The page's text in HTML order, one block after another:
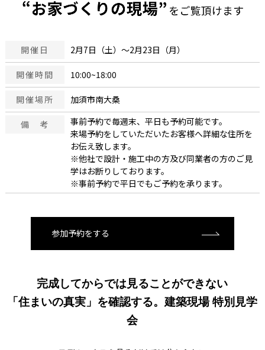
開催日 2月7日（土）～2月23日（月）
開催時間 10:00~18:00
開催場所 加須市南大桑
備 考
事前予約で毎週末、平日も予約可能です。
来場予約をしていただいたお客様へ詳細な住所を
お伝え致します。
※他社で設計・施工中の方及び同業者の方のご見
学はお断りしております。
※事前予約で平日でもご予約を承ります。
参加予約をする
完成してからでは見ることができない
「住まいの真実」を確認する。建築現場 特別見学
会